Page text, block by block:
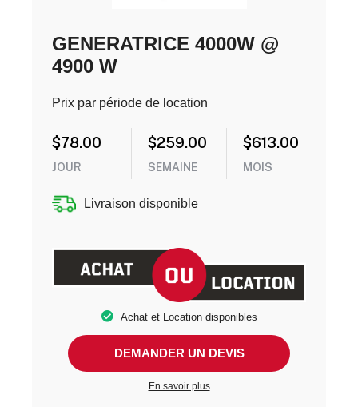
GENERATRICE 4000W @
4900 W
Prix par période de location
$78.00
JOUR
$259.00
SEMAINE
$613.00
MOIS
Livraison disponible
Achat et Location disponibles
DEMANDER UN DEVIS
En savoir plus